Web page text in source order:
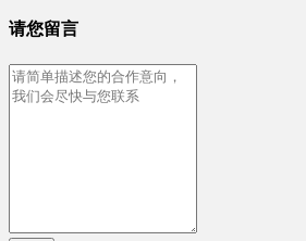
请您留言